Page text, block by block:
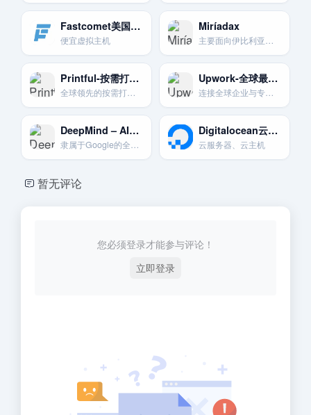
Fastcomet美国主机
便宜虚拟主机
Miríadax
主要面向伊比利亚美洲和巴西的MOOC平台，提供西班牙语和葡萄牙语课程。
Printful-按需打印与仓储服务
全球领先的按需打印(POD)和仓储物流服务商。与各大电商平台无缝集成。
Upwork-全球最大自由职业市场
连接全球企业与专业自由职业者的顶级平台。项目类型和价格范围极其广泛。
DeepMind – AI前沿研究的灯塔
隶属于Google的全球顶尖人工智能研究实验室，引领着AI技术的发展。
Digitalocean云计算、云服务器、云主机提供商
云服务器、云主机
暂无评论
您必须登录才能参与评论！
立即登录